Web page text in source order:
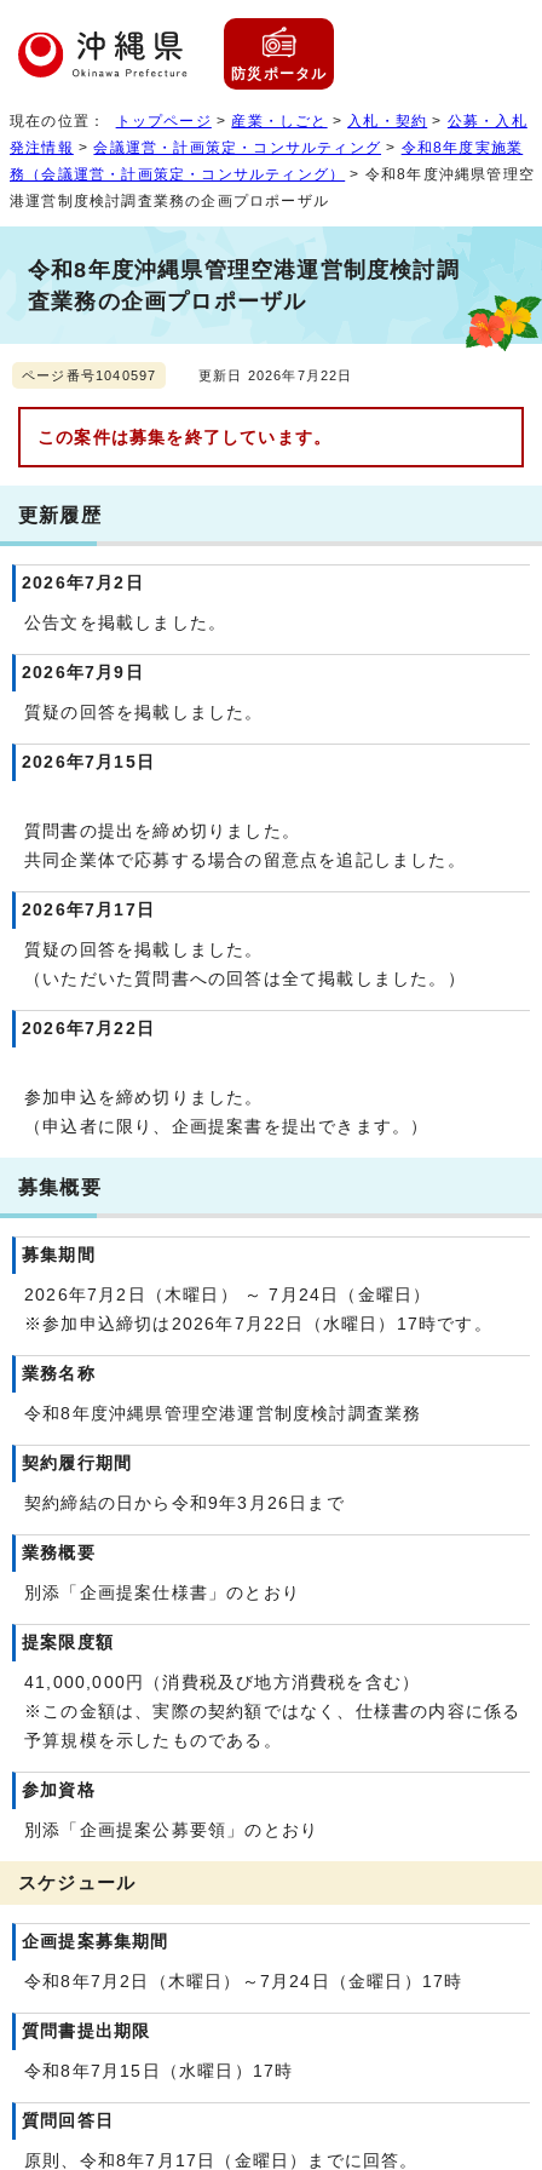
防災ポータル
現在の位置： トップページ > 産業・しごと > 入札・契約 > 公募・入札
発注情報 >会議運営・計画策定・コンサルティング > 令和8年度実施業
務（会議運営・計画策定・コンサルティング）
> 令和8年度沖縄県管理空
港運営制度検討調査業務の企画プロポーザル
令和8年度沖縄県管理空港運営制度検討調
査業務の企画プロポーザル
ページ番号1040597 更新日 2026年7月22日
この案件は募集を終了しています。
更新履歴
2026年7月2日
公告文を掲載しました。
2026年7月9日
質疑の回答を掲載しました。
2026年7月15日
質問書の提出を締め切りました。
共同企業体で応募する場合の留意点を追記しました。
2026年7月17日
質疑の回答を掲載しました。
（いただいた質問書への回答は全て掲載しました。）
2026年7月22日
参加申込を締め切りました。
（申込者に限り、企画提案書を提出できます。）
募集概要
募集期間
2026年7月2日（木曜日） ～ 7月24日（金曜日）
※参加申込締切は2026年7月22日（水曜日）17時です。
業務名称
令和8年度沖縄県管理空港運営制度検討調査業務
契約履行期間
契約締結の日から令和9年3月26日まで
業務概要
別添「企画提案仕様書」のとおり
提案限度額
41,000,000円（消費税及び地方消費税を含む）
※この金額は、実際の契約額ではなく、仕様書の内容に係る
予算規模を示したものである。
参加資格
別添「企画提案公募要領」のとおり
スケジュール
企画提案募集期間
令和8年7月2日（木曜日）～7月24日（金曜日）17時
質問書提出期限
令和8年7月15日（水曜日）17時
質問回答日
原則、令和8年7月17日（金曜日）までに回答。